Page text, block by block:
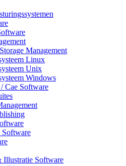
Management
Linux
Unix
Windows
Cae Software
Illustratie Software